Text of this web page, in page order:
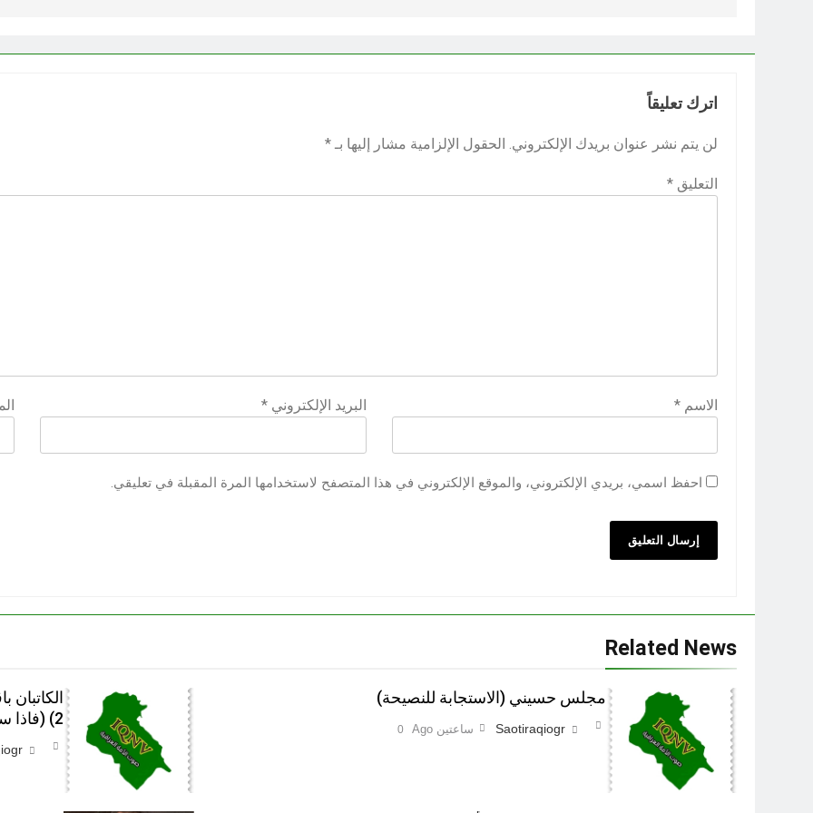
اترك تعليقاً
لن يتم نشر عنوان بريدك الإلكتروني. الحقول الإلزامية مشار إليها بـ *
التعليق *
الاسم * البريد الإلكتروني*
احفظ اسمي، بريدي الإلكتروني، والموقع الإلكتروني في هذا المتصفح لاستخدامها المرة المقبلة في تعليقي.
Related News
مجلس حسيني (الاستجابة للنصيحة)
Saotiraqiogr ساعتين Ago 0
2) (فاذا سجدوا فليكونوا من ورائكم)